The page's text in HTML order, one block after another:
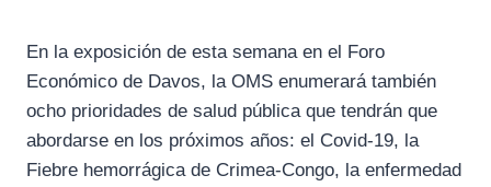
En la exposición de esta semana en el Foro
Económico de Davos, la OMS enumerará también
ocho prioridades de salud pública que tendrán que
abordarse en los próximos años: el Covid-19, la
Fiebre hemorrágica de Crimea-Congo, la enfermedad